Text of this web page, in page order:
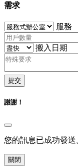
需求
服務
搬入日期
提交
謝謝！
您的訊息已成功發送
關閉